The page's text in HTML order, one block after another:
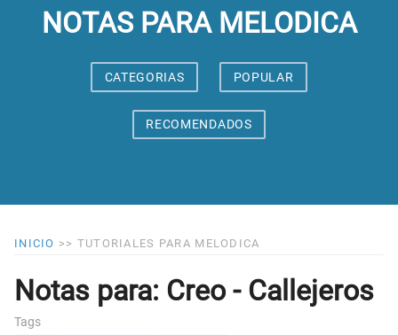
NOTAS PARA MELODICA
CATEGORIAS POPULAR
RECOMENDADOS
INICIO >> TUTORIALES PARA MELODICA
Notas para: Creo - Callejeros
Tags